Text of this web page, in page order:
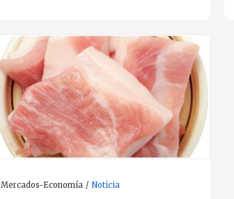
Mercados-Economía Noticia